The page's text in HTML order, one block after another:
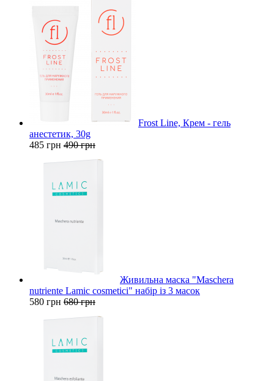
Frost Line, Крем - гель
анестетик, 30g
485 грн 490 грн
Живильна маска "Maschera
nutriente Lamic cosmetici" набір із 3 масок
580 грн 680 грн